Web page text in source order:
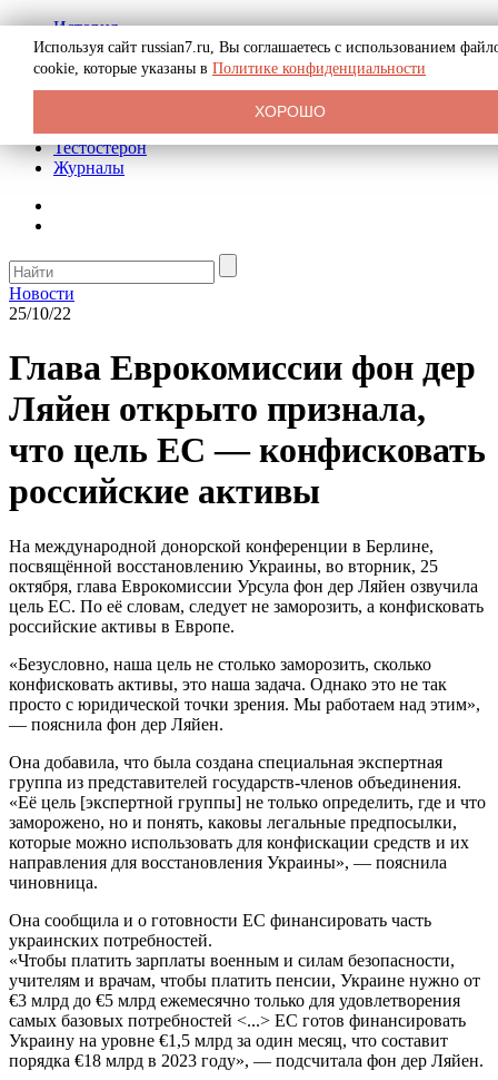
История
Биография
Криминал
Реклама на сайте
Тестостерон
Журналы
Новости
25/10/22
Глава Еврокомиссии фон дер
Ляйен открыто признала,
что цель ЕС — конфисковать
российские активы
На международной донорской конференции в Берлине,
посвящённой восстановлению Украины, во вторник, 25
октября, глава Еврокомиссии Урсула фон дер Ляйен озвучила
цель ЕС. По её словам, следует не заморозить, а конфисковать
российские активы в Европе.
«Безусловно, наша цель не столько заморозить, сколько
конфисковать активы, это наша задача. Однако это не так
просто с юридической точки зрения. Мы работаем над этим»,
— пояснила фон дер Ляйен.
Она добавила, что была создана специальная экспертная
группа из представителей государств-членов объединения.
«Её цель [экспертной группы] не только определить, где и что
заморожено, но и понять, каковы легальные предпосылки,
которые можно использовать для конфискации средств и их
направления для восстановления Украины», — пояснила
чиновница.
Она сообщила и о готовности ЕС финансировать часть
украинских потребностей.
«Чтобы платить зарплаты военным и силам безопасности,
учителям и врачам, чтобы платить пенсии, Украине нужно от
€3 млрд до €5 млрд ежемесячно только для удовлетворения
самых базовых потребностей <...> ЕС готов финансировать
Украину на уровне €1,5 млрд за один месяц, что составит
порядка €18 млрд в 2023 году», — подсчитала фон дер Ляйен.
Используя сайт russian7.ru, Вы соглашаетесь с использованием
cookie, которые указаны в Политике конфиденциальности
ХОРОШО